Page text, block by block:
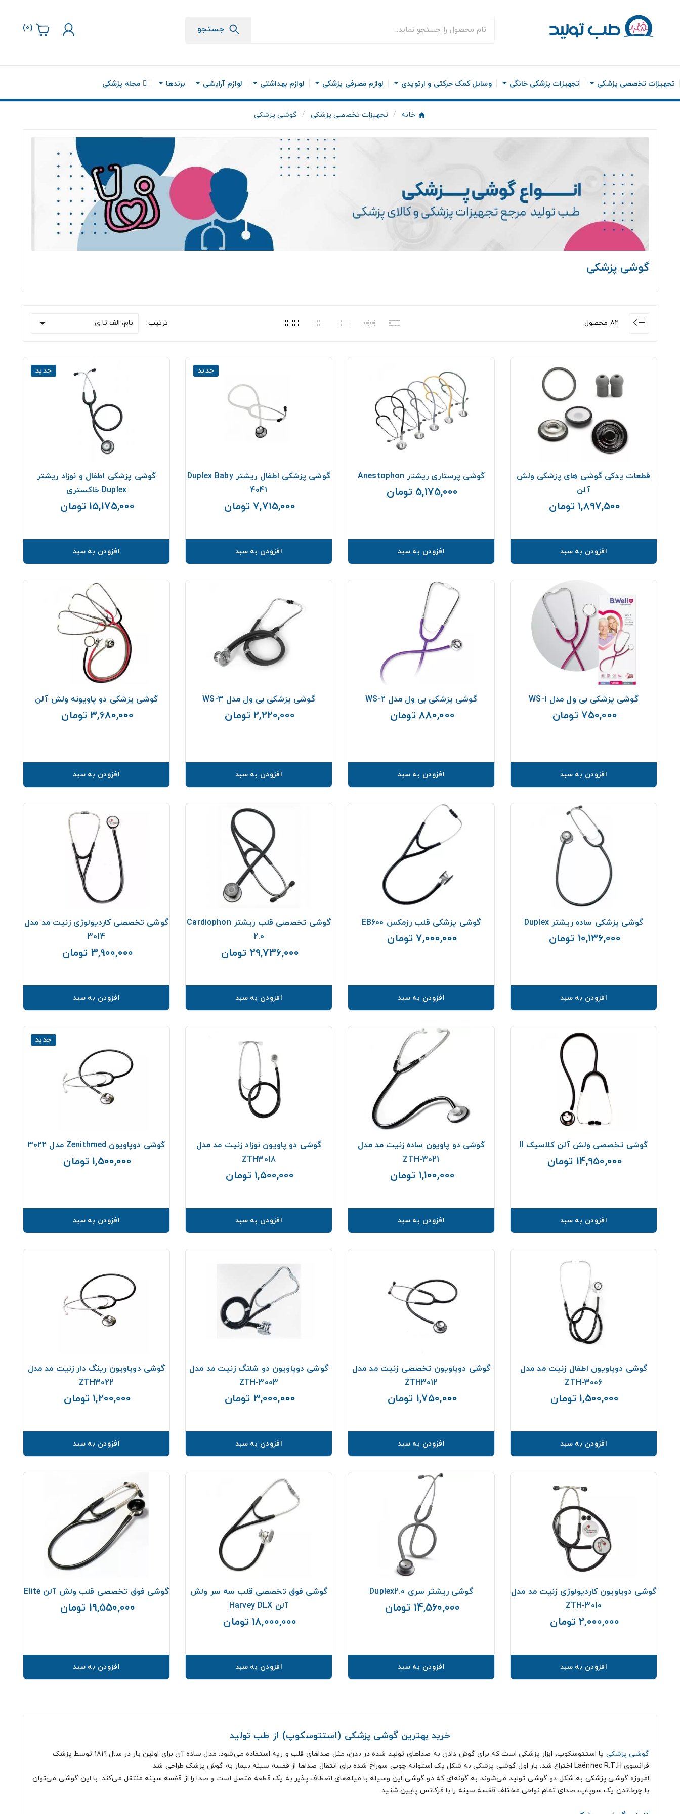
جستجو (
0
)
تجهیزات تخصصی پزشکی تجهیزات پزشکی خانگی وسایل کمک حرکتی و ارتوپدی لوازم مصرفی پزشکی لوازم بهداشتی لوازم آرایشی برندها مجله پزشکی
خانه تجهیزات تخصصی پزشکی گوشی پزشکی
گوشی پزشکی
82 محصول ترتیب: نام، الف تا ی 
قطعات یدکی گوشی های پزشکی ولش
آلن
1,897,500 تومان
افزودن به سبد
گوشی پرستاری ریشتر Anestophon
5,175,000 تومان
افزودن به سبد
جدید
گوشی پزشکی اطفال ریشتر Duplex Baby
4041
7,715,000 تومان
افزودن به سبد
جدید
گوشی پزشکی اطفال و نوزاد ریشتر
Duplex خاکستری
15,175,000 تومان
افزودن به سبد
گوشی پزشکی بی ول مدل WS-1
750,000 تومان
افزودن به سبد
گوشی پزشکی بی ول مدل WS-2
880,000 تومان
افزودن به سبد
گوشی پزشکی بی ول مدل WS-3
2,220,000 تومان
افزودن به سبد
گوشی پزشکی دو پاویونه ولش آلن
3,680,000 تومان
افزودن به سبد
گوشی پزشکی ساده ریشتر Duplex
10,136,000 تومان
افزودن به سبد
گوشی پزشکی قلب رزمکس EB600
7,000,000 تومان
افزودن به سبد
گوشی تخصصی قلب ریشتر Cardiophon
2.0
29,736,000 تومان
افزودن به سبد
گوشی تخصصی کاردیولوژی زنیت مد مدل
3014
3,900,000 تومان
افزودن به سبد
گوشی تخصصی ولش آلن کلاسیک II
14,950,000 تومان
افزودن به سبد
گوشی دو پاویون ساده زنیت مد مدل
ZTH-3021
1,100,000 تومان
افزودن به سبد
گوشی دو پاویون نوزاد زنیت مد مدل
ZTH3018
1,500,000 تومان
افزودن به سبد
جدید
گوشی دوپاویون Zenithmed مدل 3022
1,500,000 تومان
افزودن به سبد
گوشی دوپاویون اطفال زنیت مد مدل
ZTH-3006
1,500,000 تومان
افزودن به سبد
گوشی دوپاویون تخصصی زنیت مد مدل
ZTH3012
1,750,000 تومان
افزودن به سبد
گوشی دوپاویون دو شلنگ زنیت مد مدل
ZTH-3003
3,000,000 تومان
افزودن به سبد
گوشی دوپاویون رینگ دار زنیت مد مدل
ZTH3022
1,200,000 تومان
افزودن به سبد
گوشی دوپاویون کاردیولوژی زنیت مد مدل
ZTH-3010
2,000,000 تومان
افزودن به سبد
گوشی ریشتر سری Duplex2.0
14,560,000 تومان
افزودن به سبد
گوشی فوق تخصصی قلب سه سر ولش
آلن Harvey DLX
18,000,000 تومان
افزودن به سبد
گوشی فوق تخصصی قلب ولش آلن Elite
19,550,000 تومان
افزودن به سبد
خرید بهترین گوشی پزشکی (استتوسکوپ) از طب تولید
گوشی پزشکی
یا استتوسکوپ، ابزار پزشکی است که برای گوش دادن به صداهای تولید شده در بدن، مثل صداهای قلب و ریه استفاده می‌شود. مدل ساده آن برای اولین بار در سال 1819 توسط پزشک
فرانسوی Laënnec R.T.H اختراع شد. بار اول گوشی پزشکی به شکل یک استوانه چوبی سوراخ شده برای انتقال صداها از قفسه سینه بیمار به گوش پزشک طراحی شد.
امروزه گوشی‌ پزشکی به شکل دو گوشی تولید می‌شوند به گونه‌ای که دو گوشی این وسیله با میله‌های انعطاف پذیر به یک قطعه متصل است و صدا را از قفسه سینه منتقل می‌کند. با این گوشی می‌توان
با چرخاندن یک سوپاپ، صدای تمام نواحی مختلف قفسه سینه را با فرکانس پایین شنید.